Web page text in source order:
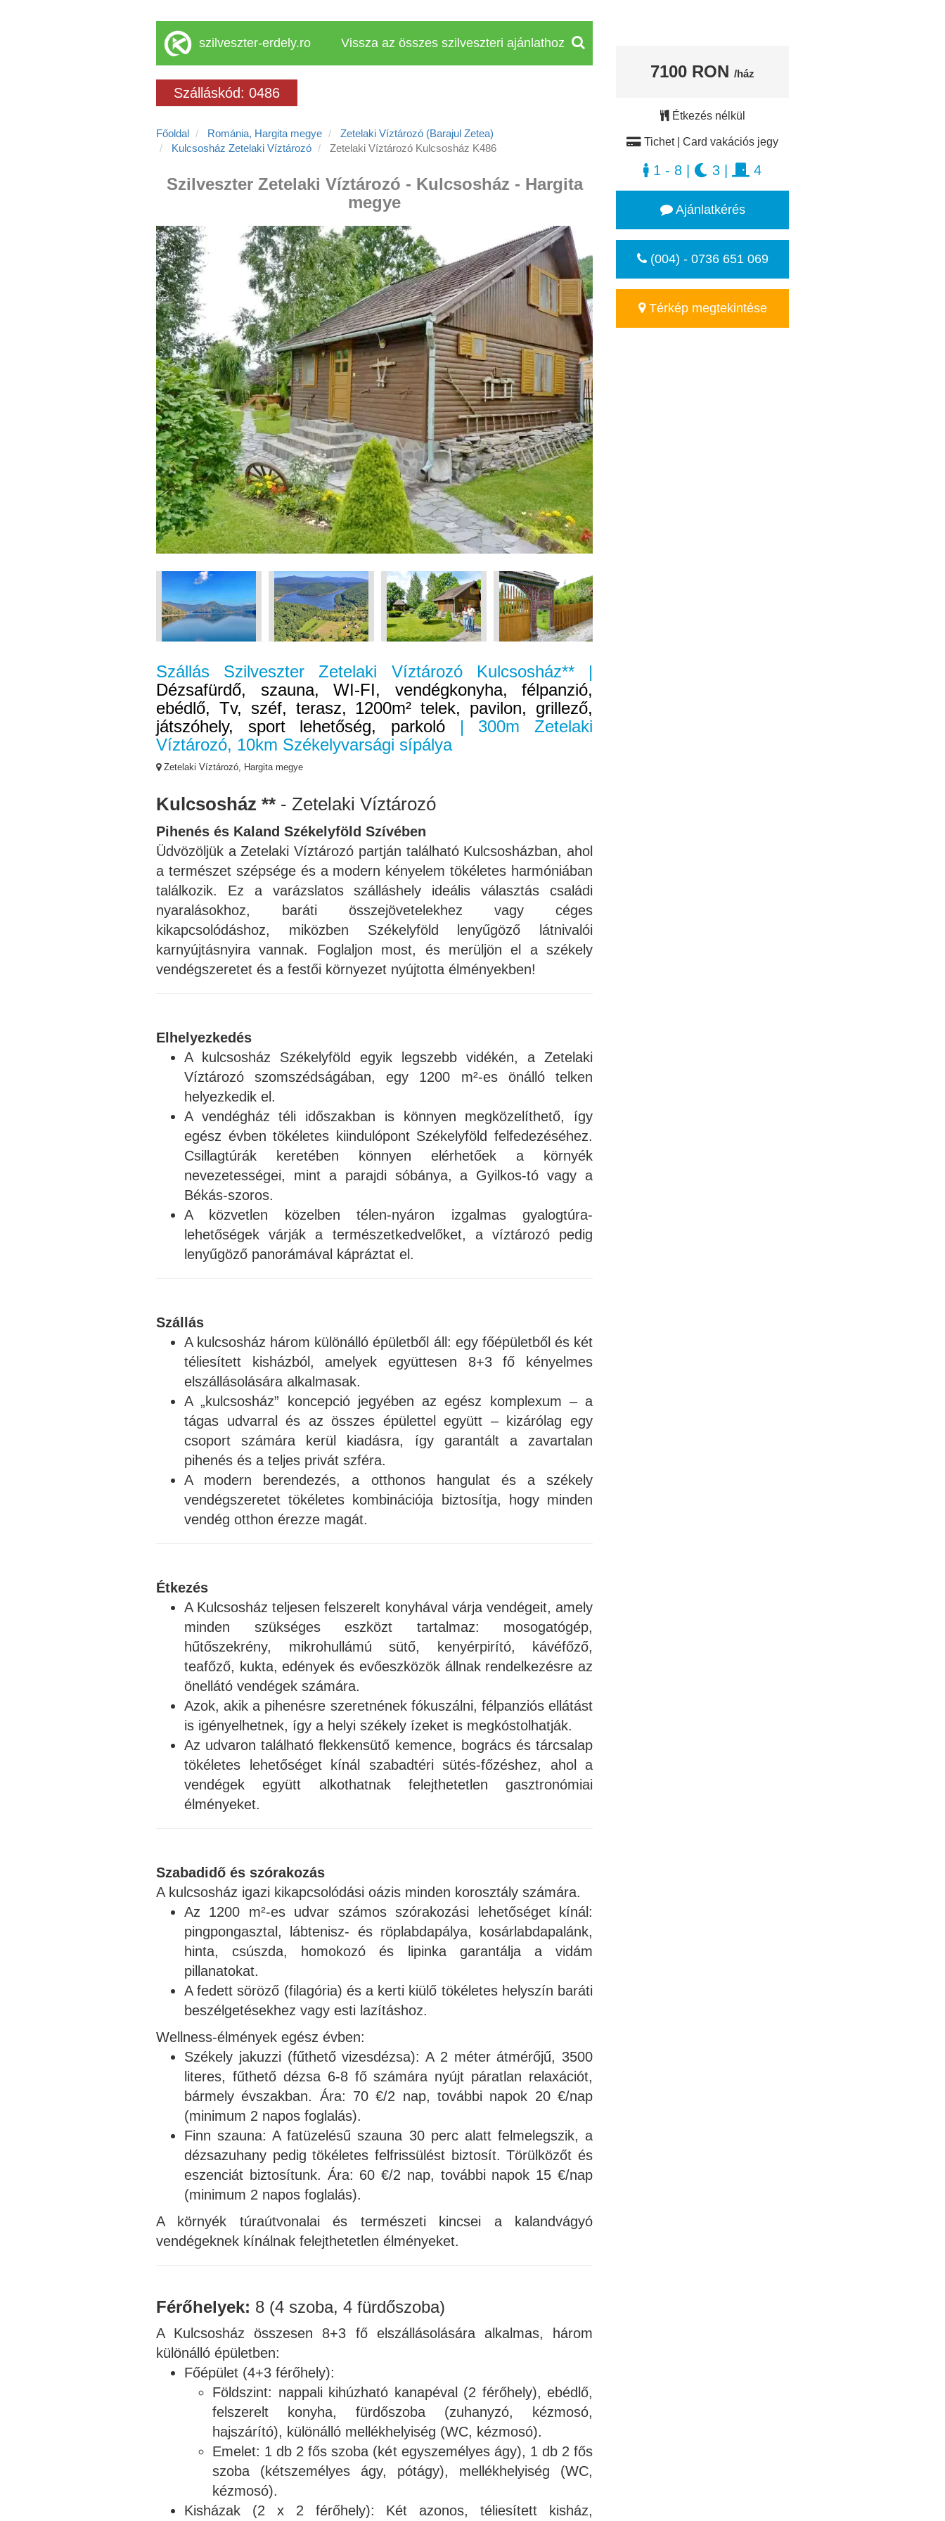
szilveszter-erdely.ro Vissza az összes szilveszteri ajánlathoz
Szálláskód: 0486
Főoldal Románia, Hargita megye
Zetelaki Víztározó (Barajul Zetea)
Kulcsosház Zetelaki Víztározó
Zetelaki Víztározó Kulcsosház K486
Szilveszter Zetelaki Víztározó - Kulcsosház - Hargita
megye
Szállás Szilveszter Zetelaki Víztározó Kulcsosház** |
Dézsafürdő, szauna, WI-FI, vendégkonyha, félpanzió,
ebédlő, Tv, széf, terasz, 1200m² telek, pavilon, grillező,
játszóhely, sport lehetőség, parkoló | 300m Zetelaki
Víztározó, 10km Székelyvarsági sípálya
Zetelaki Víztározó, Hargita megye
Kulcsosház ** - Zetelaki Víztározó
Pihenés és Kaland Székelyföld Szívében
Üdvözöljük a Zetelaki Víztározó partján található Kulcsosházban, ahol
a természet szépsége és a modern kényelem tökéletes harmóniában
találkozik. Ez a varázslatos szálláshely ideális választás családi
nyaralásokhoz, baráti összejövetelekhez vagy céges
kikapcsolódáshoz, miközben Székelyföld lenyűgöző látnivalói
karnyújtásnyira vannak. Foglaljon most, és merüljön el a székely
vendégszeretet és a festői környezet nyújtotta élményekben!
Elhelyezkedés
A kulcsosház Székelyföld egyik legszebb vidékén, a Zetelaki
Víztározó szomszédságában, egy 1200 m²-es önálló telken
helyezkedik el.
A vendégház téli időszakban is könnyen megközelíthető, így
egész évben tökéletes kiindulópont Székelyföld felfedezéséhez.
Csillagtúrák keretében könnyen elérhetőek a környék
nevezetességei, mint a parajdi sóbánya, a Gyilkos-tó vagy a
Békás-szoros.
A közvetlen közelben télen-nyáron izgalmas gyalogtúra-
lehetőségek várják a természetkedvelőket, a víztározó pedig
lenyűgöző panorámával kápráztat el.
Szállás
A kulcsosház három különálló épületből áll: egy főépületből és két
téliesített kisházból, amelyek együttesen 8+3 fő kényelmes
elszállásolására alkalmasak.
A „kulcsosház” koncepció jegyében az egész komplexum – a
tágas udvarral és az összes épülettel együtt – kizárólag egy
csoport számára kerül kiadásra, így garantált a zavartalan
pihenés és a teljes privát szféra.
A modern berendezés, a otthonos hangulat és a székely
vendégszeretet tökéletes kombinációja biztosítja, hogy minden
vendég otthon érezze magát.
Étkezés
A Kulcsosház teljesen felszerelt konyhával várja vendégeit, amely
minden szükséges eszközt tartalmaz: mosogatógép,
hűtőszekrény, mikrohullámú sütő, kenyérpirító, kávéfőző,
teafőző, kukta, edények és evőeszközök állnak rendelkezésre az
önellátó vendégek számára.
Azok, akik a pihenésre szeretnének fókuszálni, félpanziós ellátást
is igényelhetnek, így a helyi székely ízeket is megkóstolhatják.
Az udvaron található flekkensütő kemence, bogrács és tárcsalap
tökéletes lehetőséget kínál szabadtéri sütés-főzéshez, ahol a
vendégek együtt alkothatnak felejthetetlen gasztronómiai
élményeket.
Szabadidő és szórakozás
A kulcsosház igazi kikapcsolódási oázis minden korosztály számára.
Az 1200 m²-es udvar számos szórakozási lehetőséget kínál:
pingpongasztal, lábtenisz- és röplabdapálya, kosárlabdapalánk,
hinta, csúszda, homokozó és lipinka garantálja a vidám
pillanatokat.
A fedett söröző (filagória) és a kerti kiülő tökéletes helyszín baráti
beszélgetésekhez vagy esti lazításhoz.
Wellness-élmények egész évben:
Székely jakuzzi (fűthető vizesdézsa): A 2 méter átmérőjű, 3500
literes, fűthető dézsa 6-8 fő számára nyújt páratlan relaxációt,
bármely évszakban. Ára: 70 €/2 nap, további napok 20 €/nap
(minimum 2 napos foglalás).
Finn szauna: A fatüzelésű szauna 30 perc alatt felmelegszik, a
dézsazuhany pedig tökéletes felfrissülést biztosít. Törülközőt és
eszenciát biztosítunk. Ára: 60 €/2 nap, további napok 15 €/nap
(minimum 2 napos foglalás).
A környék túraútvonalai és természeti kincsei a kalandvágyó
vendégeknek kínálnak felejthetetlen élményeket.
Férőhelyek: 8 (4 szoba, 4 fürdőszoba)
A Kulcsosház összesen 8+3 fő elszállásolására alkalmas, három
különálló épületben:
Főépület (4+3 férőhely):
Földszint: nappali kihúzható kanapéval (2 férőhely), ebédlő,
felszerelt konyha, fürdőszoba (zuhanyzó, kézmosó,
hajszárító), különálló mellékhelyiség (WC, kézmosó).
Emelet: 1 db 2 fős szoba (két egyszemélyes ágy), 1 db 2 fős
szoba (kétszemélyes ágy, pótágy), mellékhelyiség (WC,
kézmosó).
Kisházak (2 x 2 férőhely): Két azonos, téliesített kisház,
7100 RON /ház
Étkezés nélkül
Tichet | Card vakációs jegy
1 - 8 3 4
Ajánlatkérés
(004) - 0736 651 069
Térkép megtekintése